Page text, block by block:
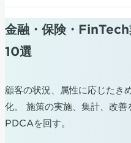
金融・保険・
10選
顧客の状況、属性に応じたき
化。 施策の実施、集計、改
PDCAを回す。